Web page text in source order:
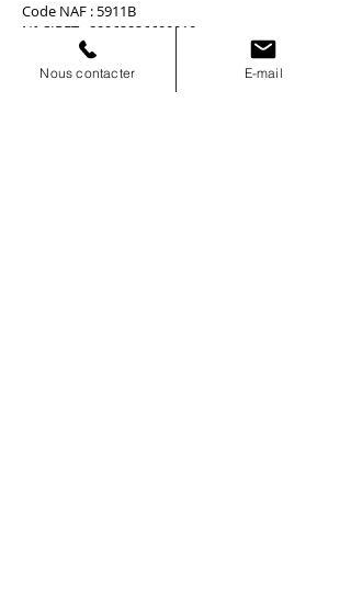
Code NAF : 5911B
N° SIRET : 89962836600010
N° TVA : FR81899628366
Directeur de publication :
Nous contacter E-mail